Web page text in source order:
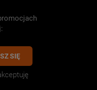
SIĘ